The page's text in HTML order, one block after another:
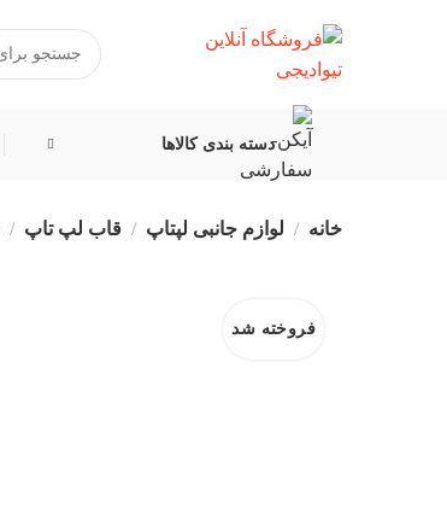
دسته بندی کالاها
خانه لوازم جانبی لپتاپ قاب لپ تاپ
فروخته شد